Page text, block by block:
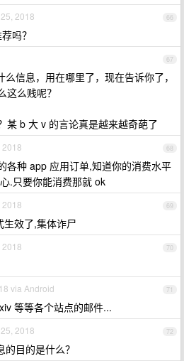
66
2018
吗？
67
信息，用在哪里了，现在告诉你了，
这么贱呢？
某 b 大 v 的言论真是越来越奇葩了
68
2018
各种 app 应用订单,知道你的消费水平
.只要你能消费那就 ok
69
2018
生效了,集体诈尸
70
2018
71
via Android
等等各个站点的邮件...
72
2018
的目的是什么？